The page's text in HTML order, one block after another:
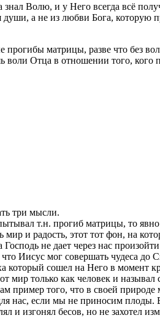
знал Волю, и у Него всегда всё
а не из любви Бога, которую
прогибы матрицы, разве что без
воли Отца в отношении того, кого
три мысли.
т.н. прогиб матрицы, то
мир и радость, этот тот фон, на
не дает через нас
что Иисус мог совершать чудеса
который сошел на Него в момент
мир только как человек и
пример того, что в своей
нас, если мы не приносим плоды.
и изгонял бесов, но не захотел